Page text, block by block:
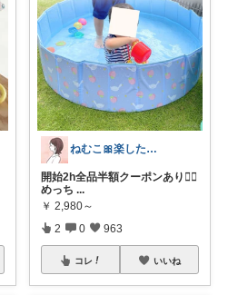
ねむこ🎀楽したいママの購入品ほぼオリ写
開始2h全品半額クーポンあり❤️‍🔥
めっち ...
￥ 2,980～
2 0 963
コレ いいね